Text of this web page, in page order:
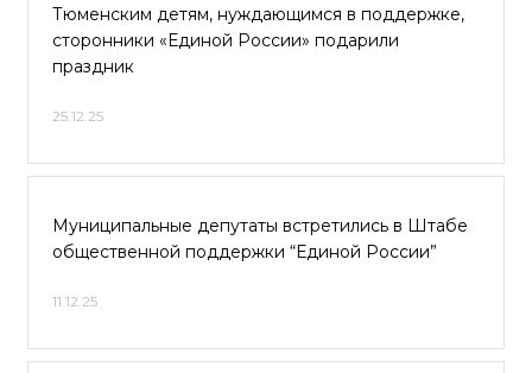
Тюменским детям, нуждающимся в поддержке,
сторонники «Единой России» подарили
праздник
25.12.25
Муниципальные депутаты встретились в Штабе
общественной поддержки “Единой России”
11.12.25